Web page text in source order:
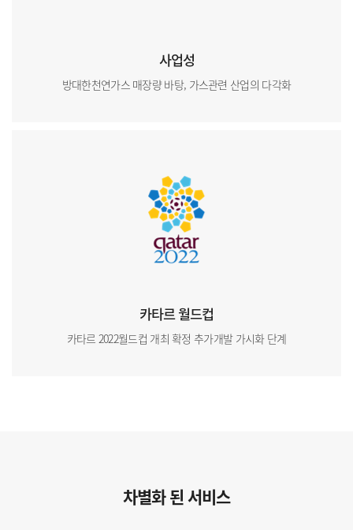
사업성
방대한천연가스 매장량 바탕, 가스관련 산업의 다각화
카타르 월드컵
카타르 2022월드컵 개최 확정 추가개발 가시화 단계
차별화 된 서비스